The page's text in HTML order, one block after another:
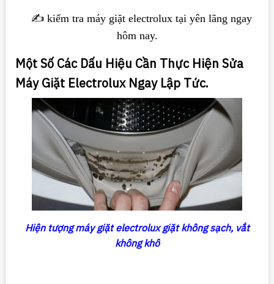
✍️ kiểm tra máy giặt electrolux tại yên lãng ngay
hôm nay.
Một Số Các Dấu Hiệu Cần Thực Hiện Sửa
Máy Giặt Electrolux Ngay Lập Tức.
Hiện tượng máy giặt electrolux giặt không sạch, vắt
không khô